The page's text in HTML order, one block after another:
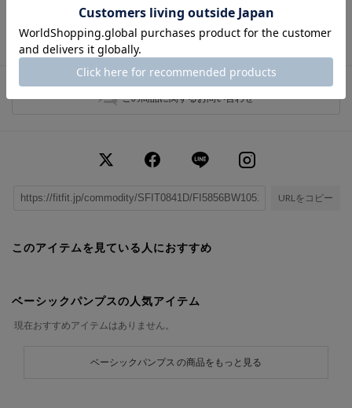
2026年8月10日 (Mon) 23:59
この商品に関するお問い合わせ
URLをコピー
このアイテムを見ている人におすすめ
ベーシックパンプスの人気アイテム
現在おすすめアイテムはありません。
ベーシックパンプス の商品をもっと見る